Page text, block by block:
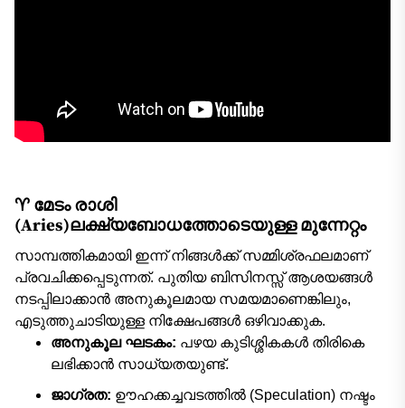
♈ മേടം രാശി
(Aries)ലക്ഷ്യബോധത്തോടെയുള്ള മുന്നേറ്റം
സാമ്പത്തികമായി ഇന്ന് നിങ്ങൾക്ക് സമ്മിശ്രഫലമാണ്
പ്രവചിക്കപ്പെടുന്നത്. പുതിയ ബിസിനസ്സ് ആശയങ്ങൾ
നടപ്പിലാക്കാൻ അനുകൂലമായ സമയമാണെങ്കിലും,
എടുത്തുചാടിയുള്ള നിക്ഷേപങ്ങൾ ഒഴിവാക്കുക.
അനുകൂല ഘടകം: പഴയ കുടിശ്ശികകൾ തിരികെ
ലഭിക്കാൻ സാധ്യതയുണ്ട്.
ജാഗ്രത: ഊഹക്കച്ചവടത്തിൽ (Speculation) നഷ്ടം